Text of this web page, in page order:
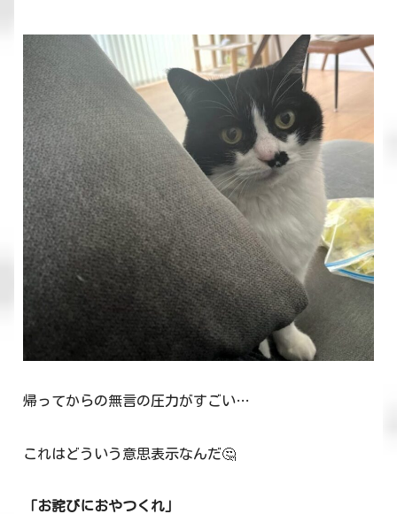
帰ってからの無言の圧力がすごい…
これはどういう意思表示なんだ🤔
「お詫びにおやつくれ」